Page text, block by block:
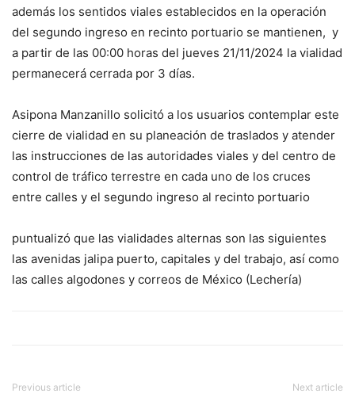
además los sentidos viales establecidos en la operación
del segundo ingreso en recinto portuario se mantienen, y
a partir de las 00:00 horas del jueves 21/11/2024 la vialidad
permanecerá cerrada por 3 días.
Asipona Manzanillo solicitó a los usuarios contemplar este
cierre de vialidad en su planeación de traslados y atender
las instrucciones de las autoridades viales y del centro de
control de tráfico terrestre en cada uno de los cruces
entre calles y el segundo ingreso al recinto portuario
puntualizó que las vialidades alternas son las siguientes
las avenidas jalipa puerto, capitales y del trabajo, así como
las calles algodones y correos de México (Lechería)
Previous article Next article